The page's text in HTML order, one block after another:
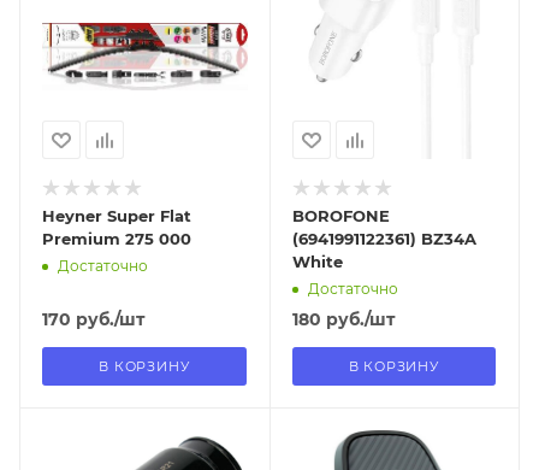
В наличии в пункте
самовывоза
Нет
Heyner Super Flat
Premium 275 000
Достаточно
170 руб./шт
В КОРЗИНУ
В наличии в пункте
самовывоза
Нет
BOROFONE
(6941991122361) BZ34A
White
Достаточно
180 руб./шт
В КОРЗИНУ
Отправим
13.08.2026